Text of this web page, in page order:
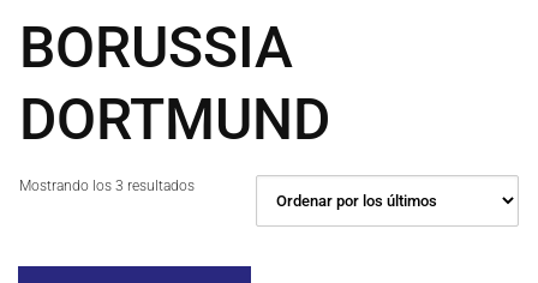
BORUSSIA
DORTMUND
Mostrando los 3 resultadosOrdenado